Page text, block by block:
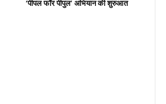
‘पीपल फॉर पीपुल’ अभियान की शुरुआत